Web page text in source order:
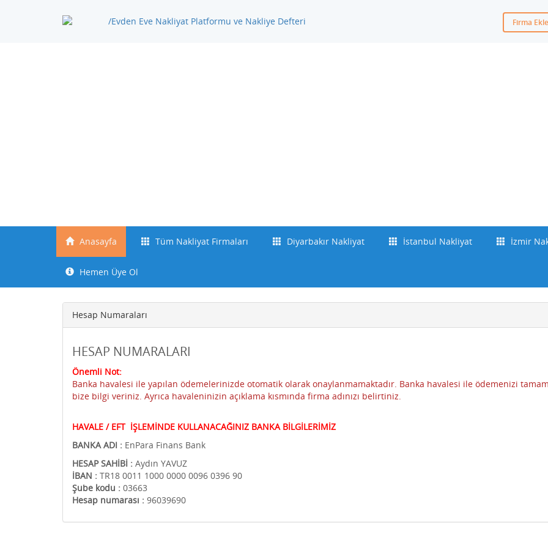
Firma Ekle
Anasayfa Tüm Nakliyat Firmaları Diyarbakır Nakliyat İstanbul Nakliyat İzmir
Hemen Üye Ol
Hesap Numaraları
HESAP NUMARALARI
Önemli Not:
Banka havalesi ile yapılan ödemelerinizde otomatik olarak onaylanmamaktadır. Banka havalesi ile ödemenizi
bize bilgi veriniz. Ayrıca havaleninizin açıklama kısmında firma adınızı belirtiniz.
HAVALE / EFT İŞLEMİNDE KULLANACAĞINIZ BANKA BİLGİLERİMİZ
BANKA ADI : EnPara Finans Bank
HESAP SAHİBİ : Aydın YAVUZ
İBAN : TR18 0011 1000 0000 0096 0396 90
Şube kodu : 03663
Hesap numarası : 96039690